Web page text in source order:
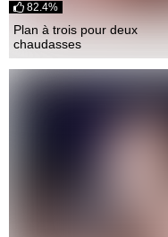
Plan à trois pour deux
chaudasses
82.4%